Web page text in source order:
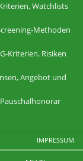
Watchlists
Methoden
Kriterien, Risiken
Angebot und
IMPRESSUM